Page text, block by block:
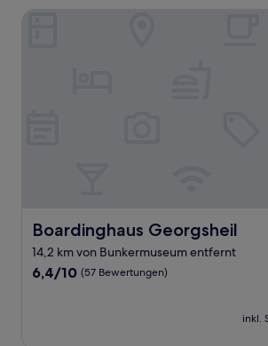
Boardinghaus Georgsheil
Boardinghaus Georgsheil
14,2 km von Bunkermuseum entfernt
6.4
6,4/10 (57 Bewertungen)
inkl.